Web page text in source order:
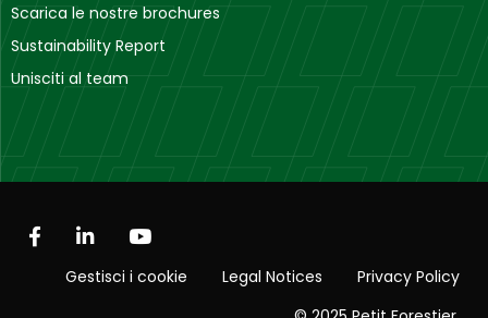
Scarica le nostre brochures
Sustainability Report
Unisciti al team
Gestisci i cookie Legal Notices
Privacy Policy